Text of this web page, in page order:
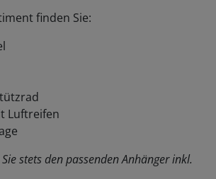
finden Sie:
Luftreifen
stets den passenden Anhänger inkl.